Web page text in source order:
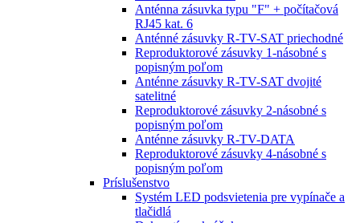
Anténna zásuvka typu "F" + počítačová
RJ45 kat. 6
Anténné zásuvky R-TV-SAT priechodné
Reproduktorové zásuvky 1-násobné s
popisným poľom
Anténne zásuvky R-TV-SAT dvojité
satelitné
Reproduktorové zásuvky 2-násobné s
popisným poľom
Anténne zásuvky R-TV-DATA
Reproduktorové zásuvky 4-násobné s
popisným poľom
Príslušenstvo
Systém LED podsvietenia pre vypínače a
tlačidlá